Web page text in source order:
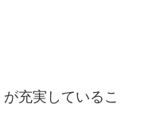
充実しているこ